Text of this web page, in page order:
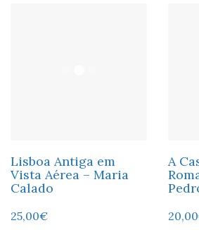
Lisboa Antiga em
Vista Aérea – Maria
Calado
25,00€
A
20,00